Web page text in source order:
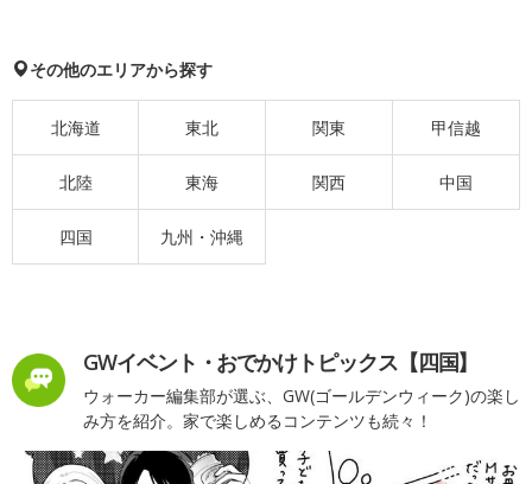
その他のエリアから探す
北海道 東北 関東 甲信越
北陸 東海 関西 中国
四国 九州・沖縄
GWイベント・おでかけトピックス【四国】
ウォーカー編集部が選ぶ、GW(ゴールデンウィーク)の楽し
み方を紹介。家で楽しめるコンテンツも続々！